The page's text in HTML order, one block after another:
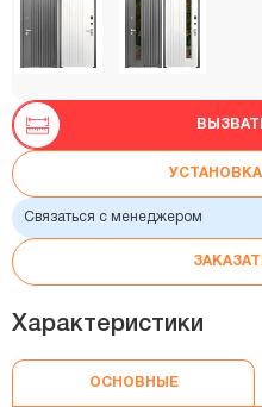
Связаться с менеджером
Характеристики
ОСНОВНЫЕ